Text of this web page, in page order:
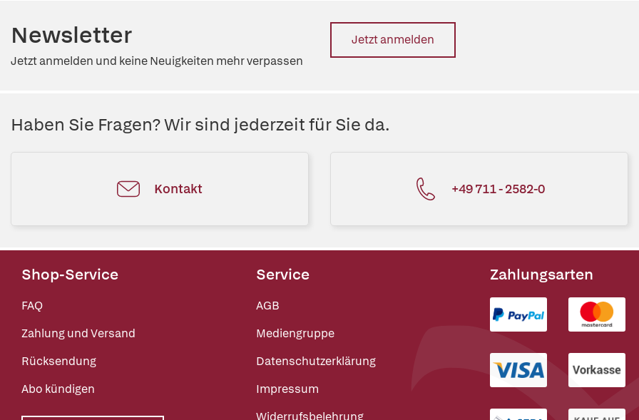
Newsletter
Jetzt anmelden und keine Neuigkeiten mehr verpassen
Jetzt anmelden
Haben Sie Fragen? Wir sind jederzeit für Sie da.
Kontakt +49 711 - 2582-0
Shop-Service
FAQ
Zahlung und Versand
Rücksendung
Abo kündigen
Service
AGB
Mediengruppe
Datenschutzerklärung
Impressum
Widerrufsbelehrung
Zahlungsarten